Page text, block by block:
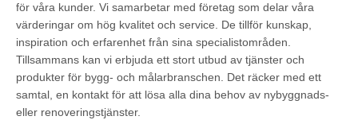
för våra kunder. Vi samarbetar med företag som delar våra
värderingar om hög kvalitet och service. De tillför kunskap,
inspiration och erfarenhet från sina specialistområden.
Tillsammans kan vi erbjuda ett stort utbud av tjänster och
produkter för bygg- och målarbranschen. Det räcker med ett
samtal, en kontakt för att lösa alla dina behov av nybyggnads-
eller renoveringstjänster.